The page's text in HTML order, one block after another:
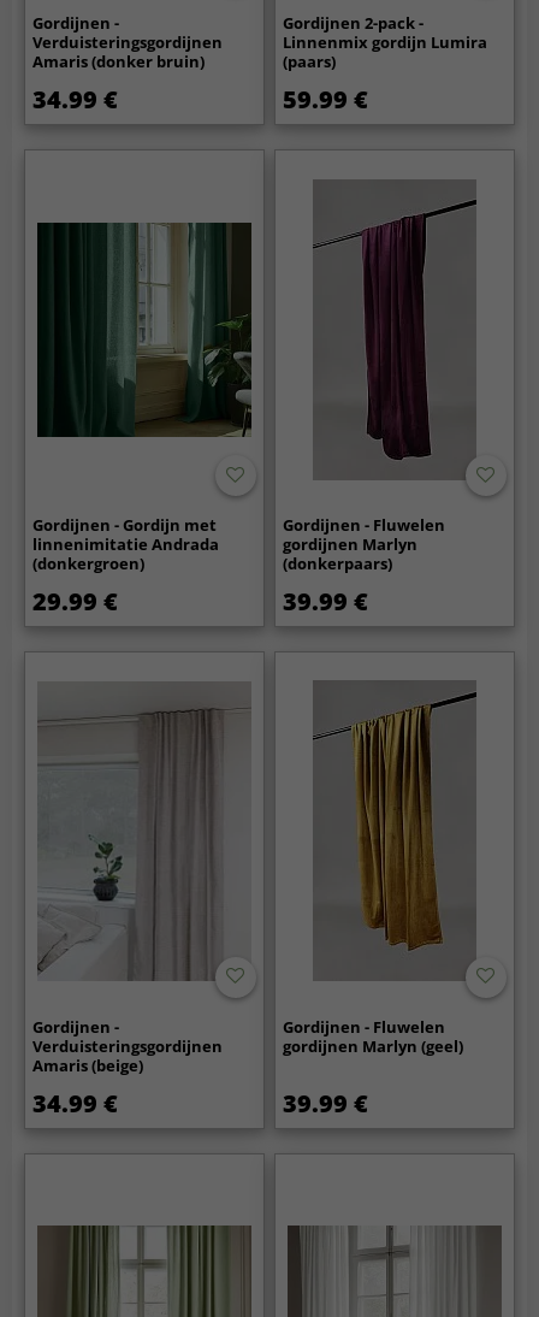
Gordijnen -
Verduisteringsgordijnen
Amaris (donker bruin)
34.99 €
Gordijnen 2-pack -
Linnenmix gordijn Lumira
(paars)
59.99 €
Gordijnen - Gordijn met
linnenimitatie Andrada
(donkergroen)
29.99 €
Gordijnen - Fluwelen
gordijnen Marlyn
(donkerpaars)
39.99 €
Gordijnen -
Verduisteringsgordijnen
Amaris (beige)
34.99 €
Gordijnen - Fluwelen
gordijnen Marlyn (geel)
39.99 €